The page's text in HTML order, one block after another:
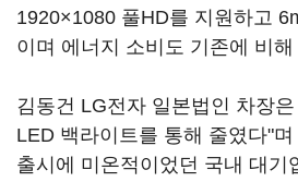
1920×1080 풀HD를 지원하고
이며 에너지 소비도 기존에 비
김동건 LG전자 일본법인 차장
LED 백라이트를 통해 줄였다"
출시에 미온적이었던 국내 대기